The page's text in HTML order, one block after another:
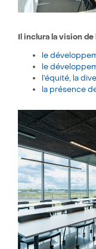
Il inclura la vision de
le
le
l’équité, la
la présence